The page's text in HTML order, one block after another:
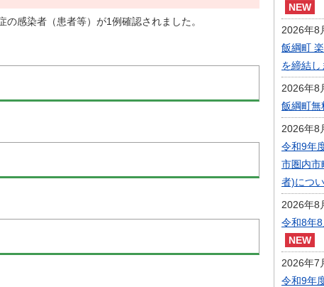
入
感染者（患者等）が1例確認されました。
2026年8
飯綱町
を締結し
2026年8
飯綱町無
2026年8
令和9年
市圏内市
者)につ
2026年8
令和8年
2026年7
令和9年